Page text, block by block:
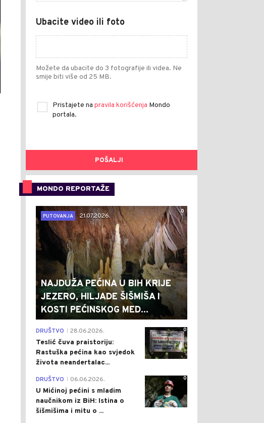
Ubacite video ili foto
Možete da ubacite do 3 fotografije ili videa. Ne
smije biti više od 25 MB.
Pristajete na pravila korišćenja Mondo
portala.
POŠALJI
MONDO REPORTAŽE
0
PUTOVANJA
21.07.2026.
NAJDUŽA PEĆINA U BIH KRIJE
JEZERO, HILJADE ŠIŠMIŠA I
KOSTI PEĆINSKOG MED...
0
DRUŠTVO 28.06.2026.
Teslić čuva praistoriju:
Rastuška pećina kao svjedok
života neandertalac...
0
DRUŠTVO 06.06.2026.
U Mićinoj pećini s mladim
naučnikom iz BiH: Istina o
šišmišima i mitu o ...